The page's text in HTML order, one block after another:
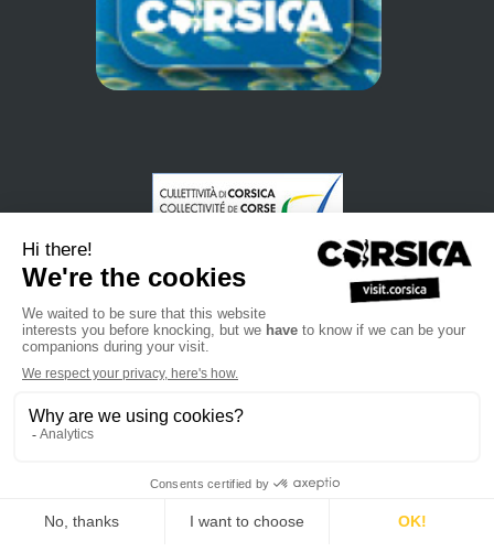
Datenschutzerklärung
Rechtliche Informationen • Siteplan
powered by cd-media.fr